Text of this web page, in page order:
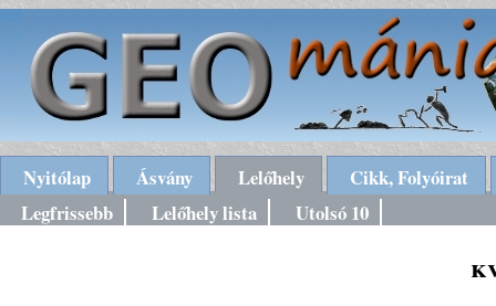
Nyitólap Ásvány Lelőhely
Cikk, Folyóirat
Legfrissebb
Lelőhely lista Utolsó 10